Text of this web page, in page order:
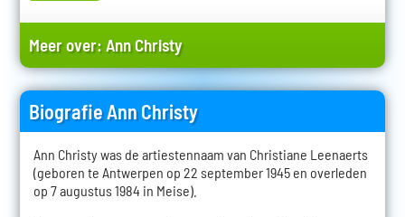
Meer over:Ann Christy
Biografie Ann Christy
Ann Christy was de artiestennaam van Christiane Leenaerts
(geboren te Antwerpen op 22 september 1945 en overleden
op 7 augustus 1984 in Meise).